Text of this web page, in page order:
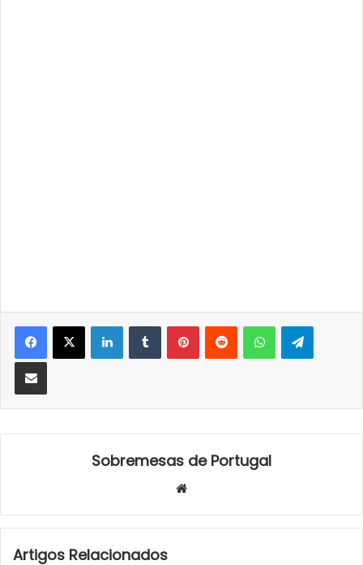
LinkedInTumblrPinterestReddit WhatsApp
Partilhar Via Email
Sobremesas de Portugal
Artigos Relacionados